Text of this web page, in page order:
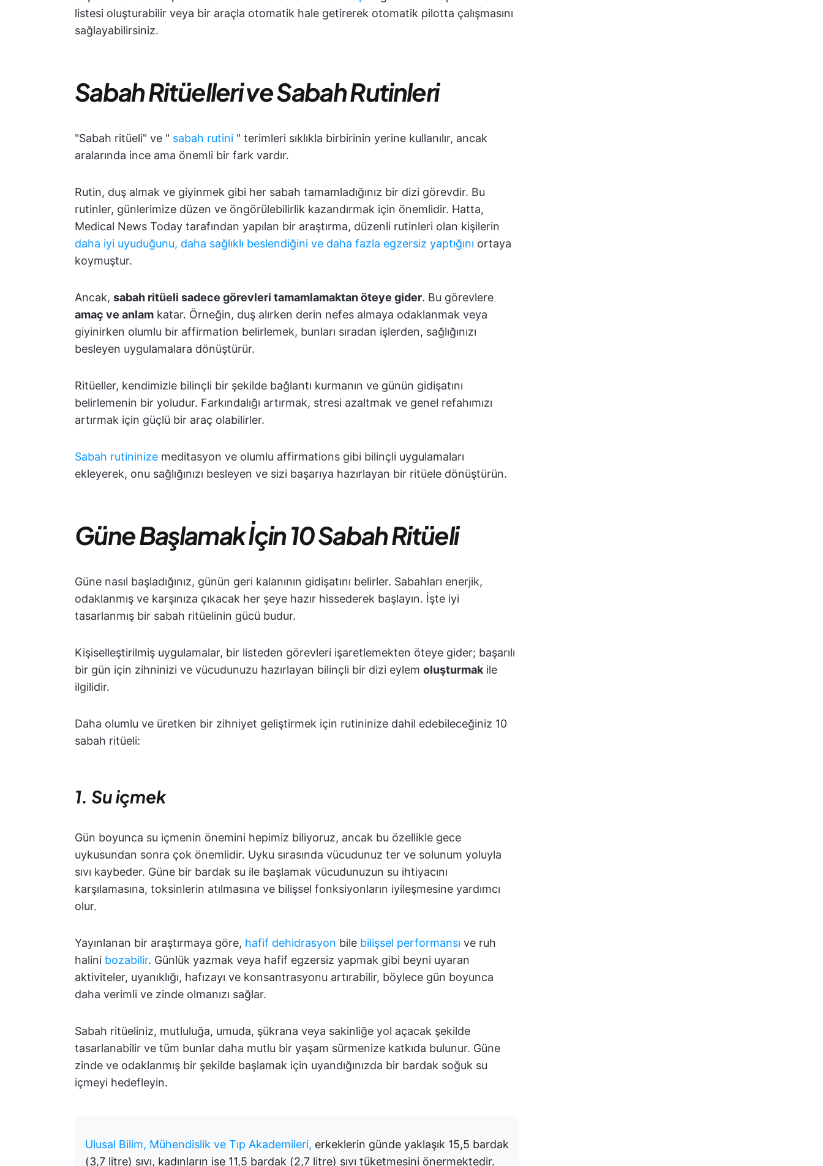
listesi oluşturabilir veya bir araçla otomatik hale getirerek otomatik pilotta çalışmasını
sağlayabilirsiniz.
Sabah Ritüelleri ve Sabah Rutinleri
"Sabah ritüeli" ve " sabah rutini " terimleri sıklıkla birbirinin yerine kullanılır, ancak
aralarında ince ama önemli bir fark vardır.
Rutin, duş almak ve giyinmek gibi her sabah tamamladığınız bir dizi görevdir. Bu
rutinler, günlerimize düzen ve öngörülebilirlik kazandırmak için önemlidir. Hatta,
Medical News Today tarafından yapılan bir araştırma, düzenli rutinleri olan kişilerin
daha iyi uyuduğunu, daha sağlıklı beslendiğini ve daha fazla egzersiz yaptığını ortaya
koymuştur.
Ancak, sabah ritüeli sadece görevleri tamamlamaktan öteye gider. Bu görevlere
amaç ve anlam katar. Örneğin, duş alırken derin nefes almaya odaklanmak veya
giyinirken olumlu bir affirmation belirlemek, bunları sıradan işlerden, sağlığınızı
besleyen uygulamalara dönüştürür.
Ritüeller, kendimizle bilinçli bir şekilde bağlantı kurmanın ve günün gidişatını
belirlemenin bir yoludur. Farkındalığı artırmak, stresi azaltmak ve genel refahımızı
artırmak için güçlü bir araç olabilirler.
Sabah rutininize meditasyon ve olumlu affirmations gibi bilinçli uygulamaları
ekleyerek, onu sağlığınızı besleyen ve sizi başarıya hazırlayan bir ritüele dönüştürün.
Güne Başlamak İçin 10 Sabah Ritüeli
Güne nasıl başladığınız, günün geri kalanının gidişatını belirler. Sabahları enerjik,
odaklanmış ve karşınıza çıkacak her şeye hazır hissederek başlayın. İşte iyi
tasarlanmış bir sabah ritüelinin gücü budur.
Kişiselleştirilmiş uygulamalar, bir listeden görevleri işaretlemekten öteye gider; başarılı
bir gün için zihninizi ve vücudunuzu hazırlayan bilinçli bir dizi eylem oluşturmak ile
ilgilidir.
Daha olumlu ve üretken bir zihniyet geliştirmek için rutininize dahil edebileceğiniz 10
sabah ritüeli:
1. Su içmek
Gün boyunca su içmenin önemini hepimiz biliyoruz, ancak bu özellikle gece
uykusundan sonra çok önemlidir. Uyku sırasında vücudunuz ter ve solunum yoluyla
sıvı kaybeder. Güne bir bardak su ile başlamak vücudunuzun su ihtiyacını
karşılamasına, toksinlerin atılmasına ve bilişsel fonksiyonların iyileşmesine yardımcı
olur.
Yayınlanan bir araştırmaya göre, hafif dehidrasyon bile bilişsel performansı ve ruh
halini bozabilir. Günlük yazmak veya hafif egzersiz yapmak gibi beyni uyaran
aktiviteler, uyanıklığı, hafızayı ve konsantrasyonu artırabilir, böylece gün boyunca
daha verimli ve zinde olmanızı sağlar.
Sabah ritüeliniz, mutluluğa, umuda, şükrana veya sakinliğe yol açacak şekilde
tasarlanabilir ve tüm bunlar daha mutlu bir yaşam sürmenize katkıda bulunur. Güne
zinde ve odaklanmış bir şekilde başlamak için uyandığınızda bir bardak soğuk su
içmeyi hedefleyin.
Ulusal Bilim, Mühendislik ve Tıp Akademileri, erkeklerin günde yaklaşık 15,5 bardak
(3,7 litre) sıvı, kadınların ise 11,5 bardak (2,7 litre) sıvı tüketmesini önermektedir.